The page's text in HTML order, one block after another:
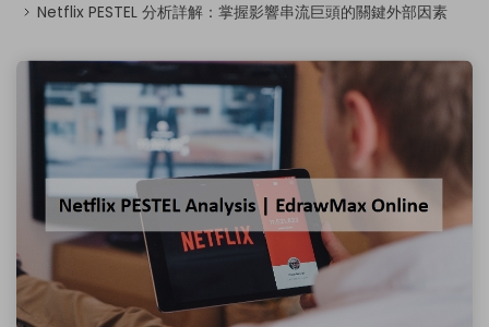
Netflix PESTEL 分析詳解：掌握影響串流巨頭的關鍵外部因素